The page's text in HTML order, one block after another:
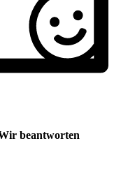
beantworten